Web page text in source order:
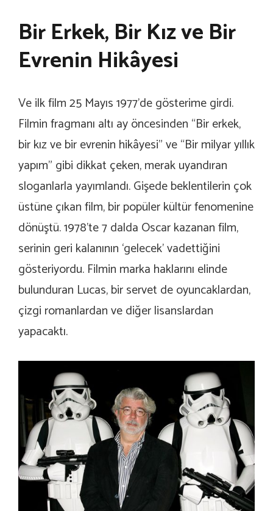
Bir Erkek, Bir Kız ve Bir
Evrenin Hikâyesi
Ve ilk film 25 Mayıs 1977’de gösterime girdi.
Filmin fragmanı altı ay öncesinden “Bir erkek,
bir kız ve bir evrenin hikâyesi” ve “Bir milyar yıllık
yapım” gibi dikkat çeken, merak uyandıran
sloganlarla yayımlandı. Gişede beklentilerin çok
üstüne çıkan film, bir popüler kültür fenomenine
dönüştü. 1978’te 7 dalda Oscar kazanan film,
serinin geri kalanının ‘gelecek’ vadettiğini
gösteriyordu. Filmin marka haklarını elinde
bulunduran Lucas, bir servet de oyuncaklardan,
çizgi romanlardan ve diğer lisanslardan
yapacaktı.